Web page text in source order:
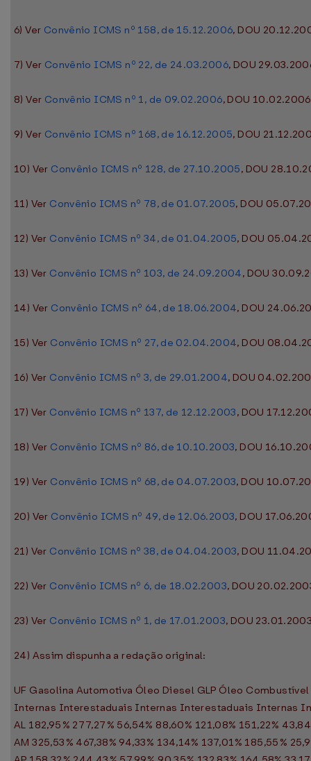
6) Ver Convênio ICMS nº 158, de 15.12.2006, DOU
7) Ver Convênio ICMS nº 22, de 24.03.2006, DOU
8) Ver Convênio ICMS nº 1, de 09.02.2006, DOU
9) Ver Convênio ICMS nº 168, de 16.12.2005, DOU
10) Ver Convênio ICMS nº 128, de 27.10.2005, DOU
11) Ver Convênio ICMS nº 78, de 01.07.2005, DOU
12) Ver Convênio ICMS nº 34, de 01.04.2005, DOU
13) Ver Convênio ICMS nº 103, de 24.09.2004, DOU
14) Ver Convênio ICMS nº 64, de 18.06.2004, DOU
15) Ver Convênio ICMS nº 27, de 02.04.2004, DOU
16) Ver Convênio ICMS nº 3, de 29.01.2004, DOU
17) Ver Convênio ICMS nº 137, de 12.12.2003, DOU
18) Ver Convênio ICMS nº 86, de 10.10.2003, DOU
19) Ver Convênio ICMS nº 68, de 04.07.2003, DOU
20) Ver Convênio ICMS nº 49, de 12.06.2003, DOU
21) Ver Convênio ICMS nº 38, de 04.04.2003, DOU
22) Ver Convênio ICMS nº 6, de 18.02.2003, DOU
23) Ver Convênio ICMS nº 1, de 17.01.2003, DOU
24) Assim dispunha a redação original:
UF Gasolina Automotiva Óleo Diesel GLP Óleo Combustível
Internas Interestaduais Internas Interestaduais Internas
AL 182,95% 277,27% 56,54% 88,60% 121,08% 151,22%
AM 325,53% 467,38% 94,33% 134,14% 137,01% 185,55%